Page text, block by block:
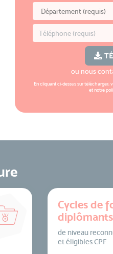
ou nous
En cliquant ci-dessus sur télécharger,
et notre
Cycles de
diplômants
de niveau
et éligibles CPF